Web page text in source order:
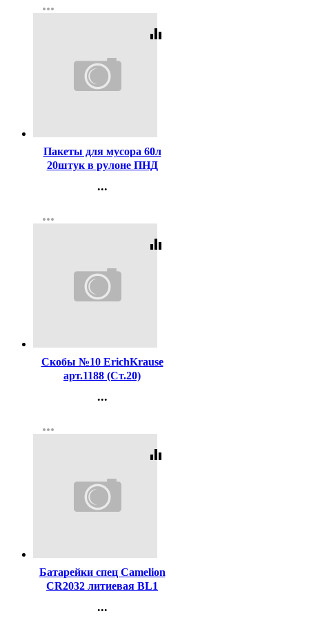
Регистрация
more_horiz
equalizer
Пакеты для мусора 60л
20штук в рулоне ПНД
...
Регистрация
more_horiz
equalizer
Скобы №10 ErichKrause
арт.1188 (Ст.20)
...
Регистрация
more_horiz
equalizer
Батарейки спец Camelion
CR2032 литиевая BL1
...